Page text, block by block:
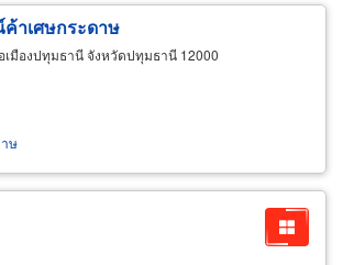
าเศษกระดาษ
เมืองปทุมธานี จังหวัดปทุมธานี 12000
ษ